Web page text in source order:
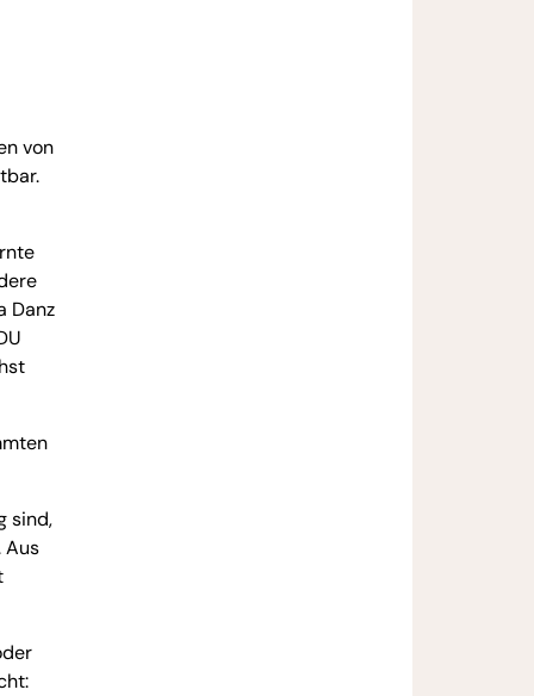
von
Danz
sind,
Aus